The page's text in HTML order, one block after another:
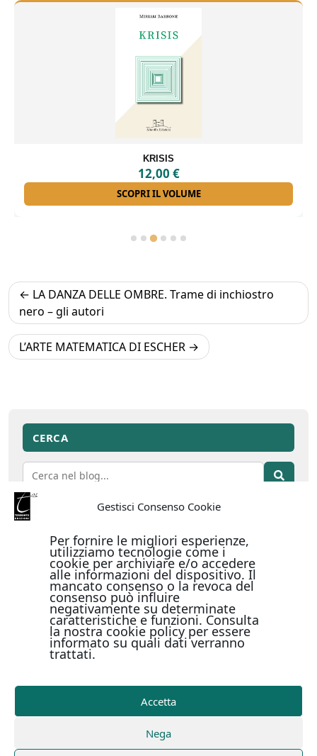
Gestisci Consenso Cookie
Per fornire le migliori esperienze,
utilizziamo tecnologie come i
cookie per archiviare e/o accedere
alle informazioni del dispositivo. Il
mancato consenso o la revoca del
consenso può influire
negativamente su determinate
caratteristiche e funzioni. Consulta
la nostra cookie policy per essere
informato su quali dati verranno
trattati.
Accetta
Nega
ANTONIO LA PENNA
16,00 €
SCOPRI IL VOLUME
Navigazione
articoli
LA DANZA DELLE OMBRE. Trame di inchiostro
nero – gli autori
L’ARTE MATEMATICA DI ESCHER
CERCA
CATEGORIE ARTICOLI
ASSOCIAZIONE RISCONTRI
ATTUALITÀ